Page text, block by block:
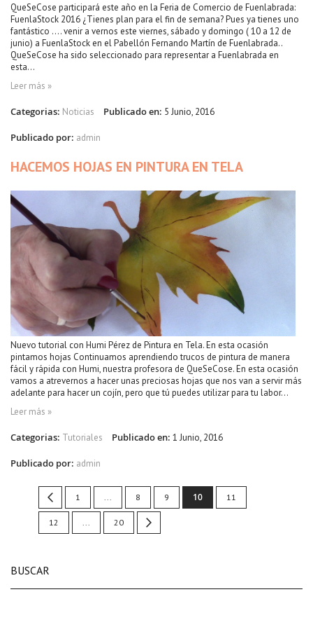
QueSeCose participará este año en la Feria de Comercio de Fuenlabrada:
FuenlaStock 2016 ¿Tienes plan para el fin de semana? Pues ya tienes uno
fantástico .... venir a vernos este viernes, sábado y domingo ( 10 a 12 de
junio) a FuenlaStock en el Pabellón Fernando Martín de Fuenlabrada..
QueSeCose ha sido seleccionado para representar a Fuenlabrada en
esta...
Leer más »
Categorias: Noticias Publicado en: 5 Junio, 2016
Publicado por: admin
HACEMOS HOJAS EN PINTURA EN TELA
Nuevo tutorial con Humi Pérez de Pintura en Tela. En esta ocasión
pintamos hojas Continuamos aprendiendo trucos de pintura de manera
fácil y rápida con Humi, nuestra profesora de QueSeCose. En esta ocasión
vamos a atrevernos a hacer unas preciosas hojas que nos van a servir más
adelante para hacer un cojín, pero que tú puedes utilizar para tu labor...
Leer más »
Categorias: Tutoriales Publicado en: 1 Junio, 2016
Publicado por: admin
PreviousPage
1 ... Page
8 Page
9
You're
10 Page
11
Page
12 ... Page
20
BUSCAR